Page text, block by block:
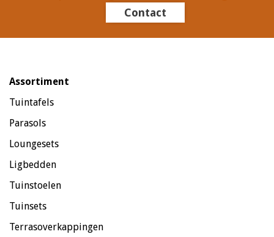
Contact
Assortiment
Tuintafels
Parasols
Loungesets
Ligbedden
Tuinstoelen
Tuinsets
Terrasoverkappingen